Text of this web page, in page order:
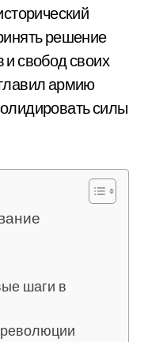
решение
свобод своих
армию
силы
шаги в